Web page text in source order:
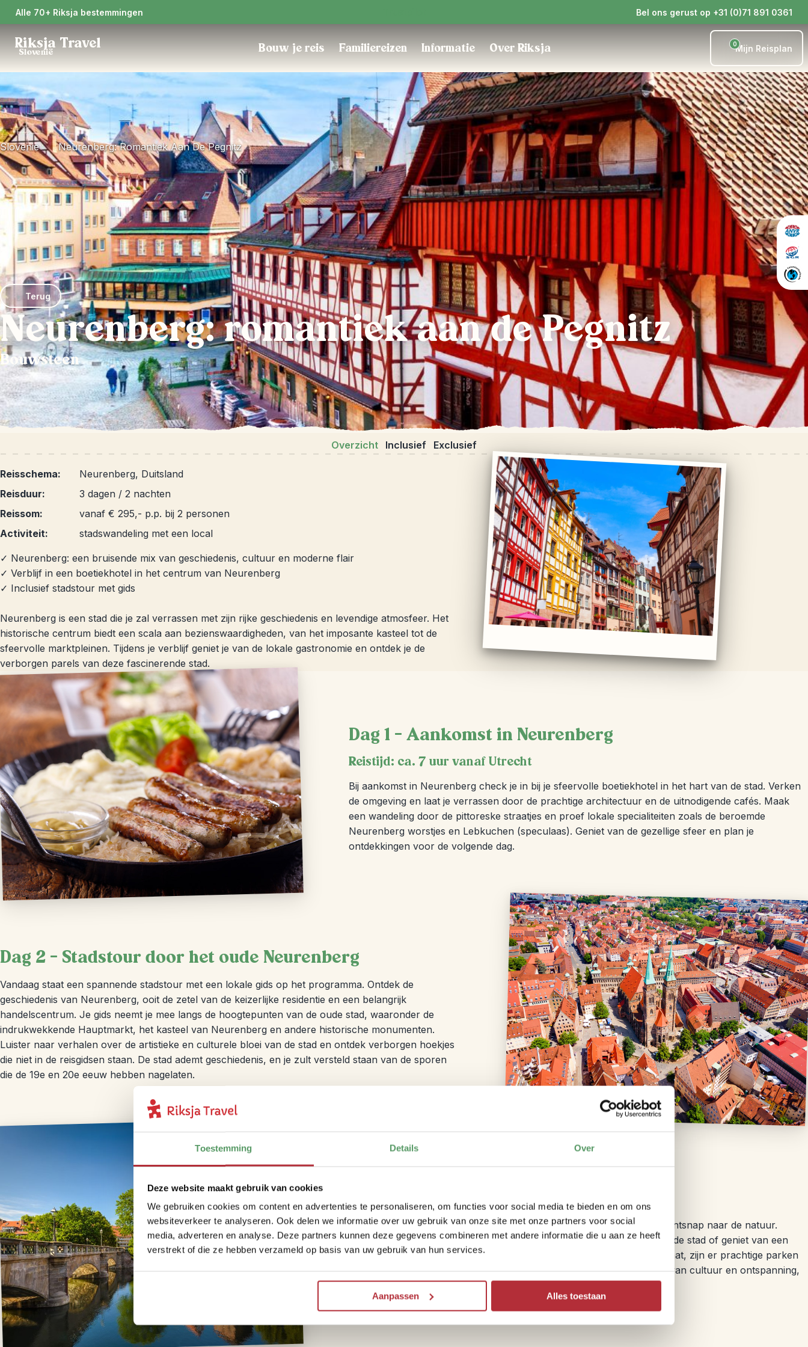
Toestemming Details Over
Deze website maakt gebruik van cookies
We gebruiken cookies om content en advertenties te personaliseren, om functies voor social media te bieden en om ons
websiteverkeer te analyseren. Ook delen we informatie over uw gebruik van onze site met onze partners voor social
media, adverteren en analyse. Deze partners kunnen deze gegevens combineren met andere informatie die u aan ze heeft
verstrekt of die ze hebben verzameld op basis van uw gebruik van hun services.
Aanpassen Alles toestaan
Alle 70+ Riksja bestemmingen Bel ons gerust op +31 (0)71 891 0361
Riksja Travel
Slovenië Bouw je reis Familiereizen Informatie Over Riksja 0Mijn Reisplan
Slovenie Neurenberg: Romantiek Aan De Pegnitz
Terug
Neurenberg: romantiek aan de Pegnitz
Bouwsteen
Overzicht Inclusief Exclusief
Reisschema:
Neurenberg, Duitsland
Reisduur:
3 dagen / 2 nachten
Reissom:
vanaf € 295,- p.p. bij 2 personen
Activiteit:
stadswandeling met een local
✓ Neurenberg: een bruisende mix van geschiedenis, cultuur en moderne flair
✓ Verblijf in een boetiekhotel in het centrum van Neurenberg
✓ Inclusief stadstour met gids
Neurenberg is een stad die je zal verrassen met zijn rijke geschiedenis en levendige atmosfeer. Het
historische centrum biedt een scala aan bezienswaardigheden, van het imposante kasteel tot de
sfeervolle marktpleinen. Tijdens je verblijf geniet je van de lokale gastronomie en ontdek je de
verborgen parels van deze fascinerende stad.
Dag 1 – Aankomst in Neurenberg
Reistijd: ca. 7 uur vanaf Utrecht
Bij aankomst in Neurenberg check je in bij je sfeervolle boetiekhotel in het hart van de stad. Verken
de omgeving en laat je verrassen door de prachtige architectuur en de uitnodigende cafés. Maak
een wandeling door de pittoreske straatjes en proef lokale specialiteiten zoals de beroemde
Neurenberg worstjes en Lebkuchen (speculaas). Geniet van de gezellige sfeer en plan je
ontdekkingen voor de volgende dag.
Dag 2 – Stadstour door het oude Neurenberg
Vandaag staat een spannende stadstour met een lokale gids op het programma. Ontdek de
geschiedenis van Neurenberg, ooit de zetel van de keizerlijke residentie en een belangrijk
handelscentrum. Je gids neemt je mee langs de hoogtepunten van de oude stad, waaronder de
indrukwekkende Hauptmarkt, het kasteel van Neurenberg en andere historische monumenten.
Luister naar verhalen over de artistieke en culturele bloei van de stad en ontdek verborgen hoekjes
die niet in de reisgidsen staan. De stad ademt geschiedenis, en je zult versteld staan van de sporen
die de 19e en 20e eeuw hebben nagelaten.
Dag 3 – Ontdekking of ontspanning?
Na een ontspannen ontbijt heb je de keuze: verken verder de stad of ontsnap naar de natuur.
Bezoek het Neurenberger kasteel voor een panoramisch uitzicht over de stad of geniet van een
rustige wandeling langs de Pegnitz-rivier. Indien je liever de natuur in gaat, zijn er prachtige parken
en groene gebieden in de nabijheid. Neurenberg biedt de perfecte mix van cultuur en ontspanning,
en het is een ideale afsluiting van je korte maar memorabele reis.